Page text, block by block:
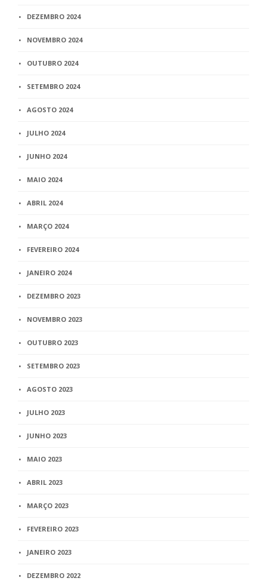
DEZEMBRO 2024
NOVEMBRO 2024
OUTUBRO 2024
SETEMBRO 2024
AGOSTO 2024
JULHO 2024
JUNHO 2024
MAIO 2024
ABRIL 2024
MARÇO 2024
FEVEREIRO 2024
JANEIRO 2024
DEZEMBRO 2023
NOVEMBRO 2023
OUTUBRO 2023
SETEMBRO 2023
AGOSTO 2023
JULHO 2023
JUNHO 2023
MAIO 2023
ABRIL 2023
MARÇO 2023
FEVEREIRO 2023
JANEIRO 2023
DEZEMBRO 2022